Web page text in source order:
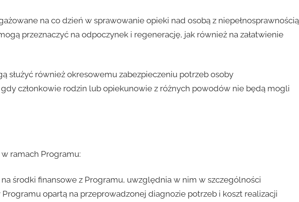
na co dzień w sprawowanie opieki nad osobą z niepełnosprawnością
przeznaczyć na odpoczynek i regenerację, jak również na załatwienie
służyć również okresowemu zabezpieczeniu potrzeb osoby
członkowie rodzin lub opiekunowie z różnych powodów nie będą mogli
ramach Programu:
środki finansowe z Programu, uwzględnia w nim w szczególności
opartą na przeprowadzonej diagnozie potrzeb i koszt realizacji